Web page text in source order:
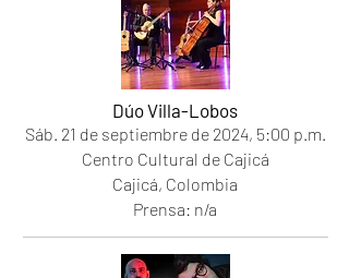
Dúo Villa-Lobos
Sáb. 21 de septiembre de 2024, 5:00 p.m.
Centro Cultural de Cajicá
Cajicá, Colombia
Prensa: n/a